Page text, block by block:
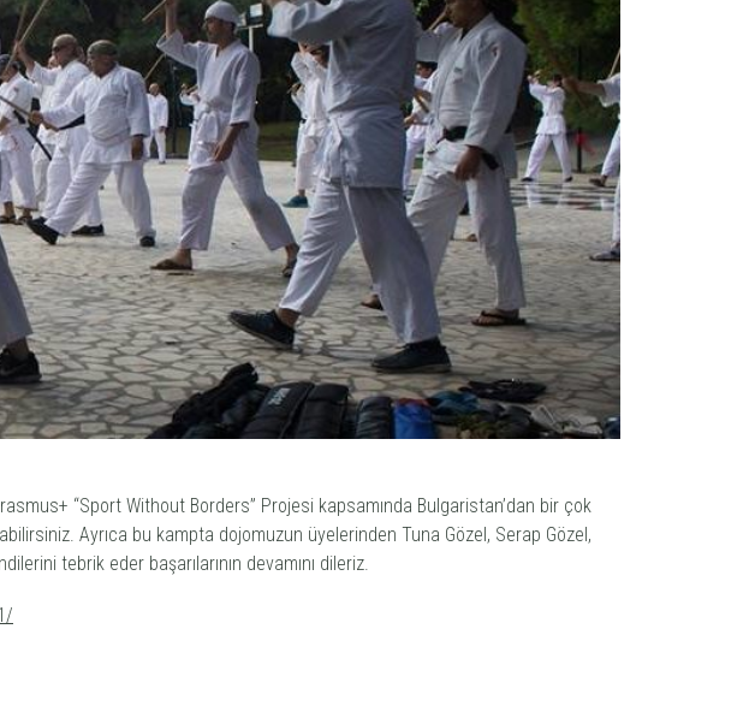
“Sport Without Borders” Projesi kapsamında Bulgaristan’dan bir çok
Ayrıca bu kampta dojomuzun üyelerinden Tuna Gözel, Serap Gözel,
tebrik eder başarılarının devamını dileriz.